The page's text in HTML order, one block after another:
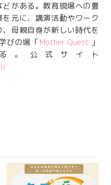
がある。教育現場への豊
元に、講演活動やワーク
母親自身が新しい時代を
びの場「Mother Quest 」
。公式サイト